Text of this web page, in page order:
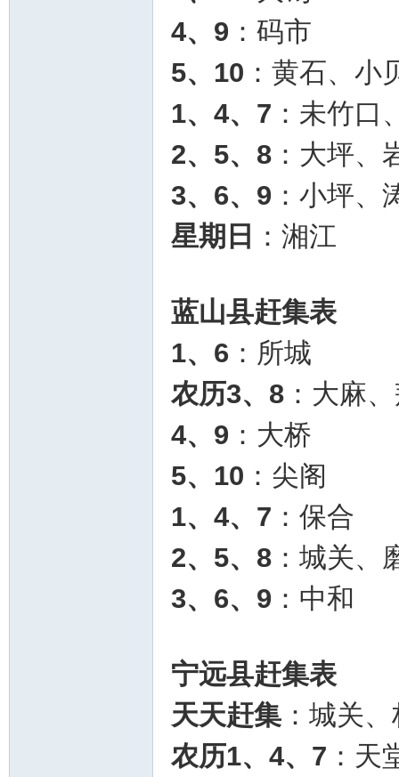
4、9 ：码市
5、10 ：黄石、小
1、4、7 ：未竹
2、5、8 ：大坪、
3、6、9 ：小坪、
星期日 ：湘江
蓝山县赶集表
1、6 ：所城
农历3、8 ：大麻
4、9 ：大桥
5、10 ：尖阁
1、4、7 ：保合
2、5、8 ：城关、
3、6、9 ：中和
宁远县赶集表
天天赶集 ：城关
农历1、4、7 ：